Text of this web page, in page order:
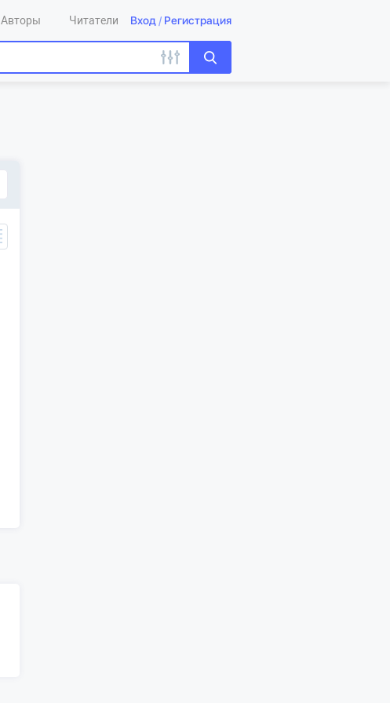
Авторы Читатели Вход / Регистрация